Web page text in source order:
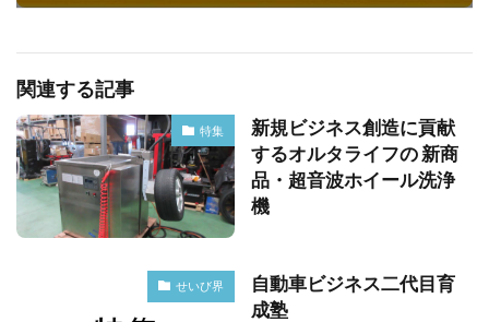
関連する記事
特集
新規ビジネス創造に貢献
するオルタライフの 新商
品・超音波ホイール洗浄
機
せいび界
自動車ビジネス二代目育
成塾